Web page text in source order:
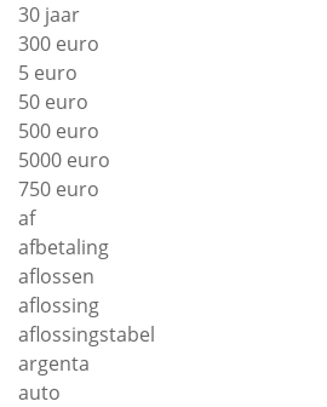
30 jaar
300 euro
5 euro
50 euro
500 euro
5000 euro
750 euro
af
afbetaling
aflossen
aflossing
aflossingstabel
argenta
auto